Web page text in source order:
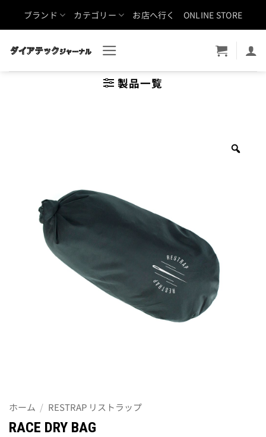
ブランド カテゴリー お店へ行く ONLINE STORE
製品一覧
ホーム / RESTRAP リストラップ
RACE DRY BAG